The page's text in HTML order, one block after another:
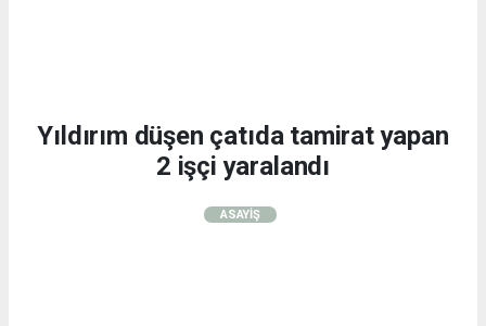
Yıldırım düşen çatıda tamirat yapan
2 işçi yaralandı
ASAYİŞ